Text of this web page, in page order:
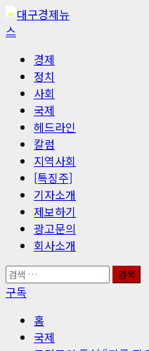
콘
텐
경제
정치
사회
국제
헤드라인
칼럼
지역사회
[특징주]
기자소개
제보하기
광고문의
회사소개
검
색:
구독
홈
국제